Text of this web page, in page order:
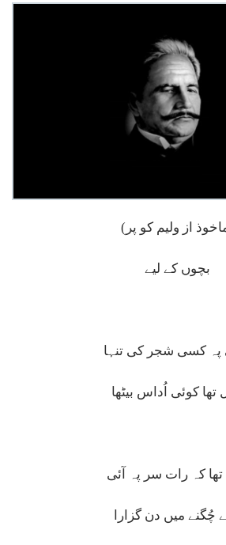
از ولیم کو پر)
بچوں کے لیے
پہ کسی شجر کی تنہا
تھا کوئی اُداس بیٹھا
تھا کہ رات سر پہ آئی
چُگنے میں دن گزارا